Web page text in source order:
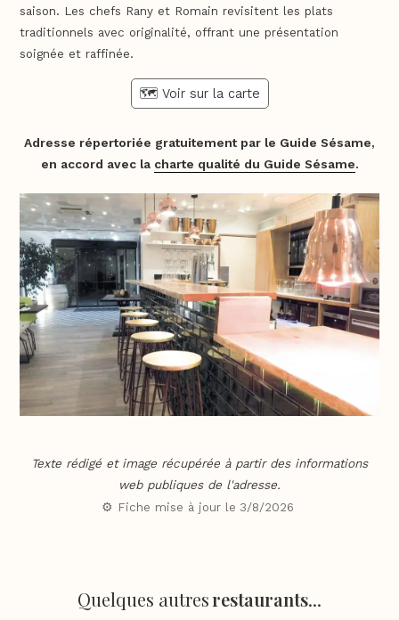
saison. Les chefs Rany et Romain revisitent les plats
traditionnels avec originalité, offrant une présentation
soignée et raffinée.
🗺️ Voir sur la carte
Adresse répertoriée gratuitement par le Guide Sésame,
en accord avec la charte qualité du Guide Sésame.
Texte rédigé et image récupérée à partir des informations
web publiques de l'adresse.
⚙️ Fiche mise à jour le 3/8/2026
Quelques autresrestaurants...